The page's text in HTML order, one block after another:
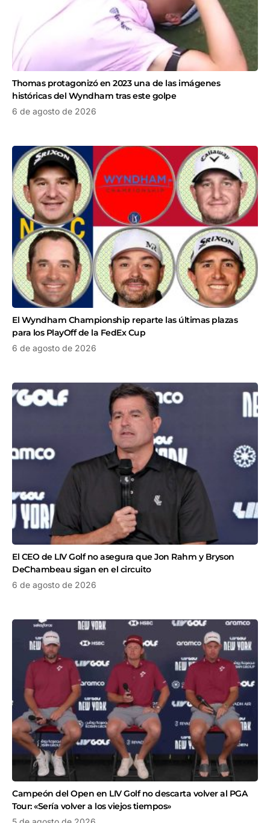
Thomas protagonizó en 2023 una de las imágenes
históricas del Wyndham tras este golpe
6 de agosto de 2026
El Wyndham Championship reparte las últimas plazas
para los PlayOff de la FedEx Cup
6 de agosto de 2026
El CEO de LIV Golf no asegura que Jon Rahm y Bryson
DeChambeau sigan en el circuito
6 de agosto de 2026
Campeón del Open en LIV Golf no descarta volver al PGA
Tour: «Sería volver a los viejos tiempos»